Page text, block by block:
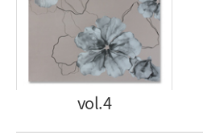
vol.4